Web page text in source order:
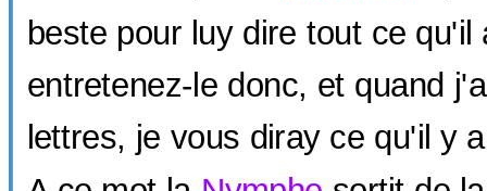
beste pour luy dire tout ce qu'il
entretenez-le donc, et quand
lettres, je vous diray ce qu'il y